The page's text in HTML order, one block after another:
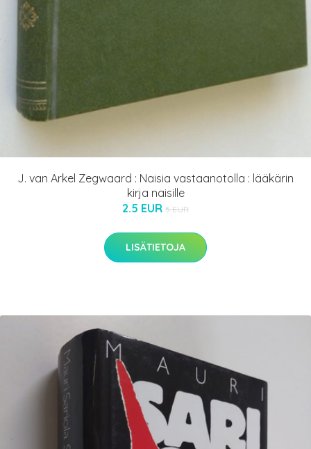
J. van Arkel Zegwaard : Naisia vastaanotolla : lääkärin
kirja naisille
2.5 EUR 5 EUR
LISÄTIETOJA